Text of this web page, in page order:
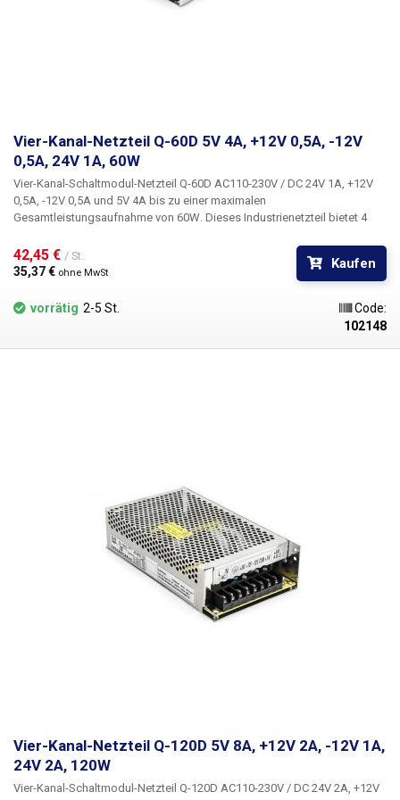
Vier-Kanal-Netzteil Q-60D 5V 4A, +12V 0,5A, -12V
0,5A, 24V 1A, 60W
Vier-Kanal-Schaltmodul-Netzteil Q-60D AC110-230V / DC 24V 1A, +12V
0,5A, -12V 0,5A und 5V 4A bis zu einer maximalen
Gesamtleistungsaufnahme von 60W . Dieses Industrienetzteil bietet 4
Stromaufnahme von 0,5A (12W) und einen negativen 12V-Zweig mit
einer maximalen Stromaufnahme von 0,5A für Schaltungen mit
Operationsverstärkern, sowie einen 5V-Zweig mit 4A und einen 24V-
Zweig mit 1A. Das Netzteil hat ein Metallgehäuse, verfügt über eine
Standard-Schraubklemmenleiste für den Anschluss der
gemeinsamen COM. Das Netzteil verfügt über einen Kurzschluss-,
- 5,7V und für den 24V-Zweig 23V - 29V. Diese
Industriestromversorgungen sind für den Einbau oder in
Verteilerschränken geeignet. Ideal für Anwendungen mit geringerem
Leistungsbedarf. Dank der 4 verschiedenen Stromversorgungszweige
kann ein Netzteil mehrere Geräte gleichzeitig versorgen oder Geräte
betreiben, die für ihren Betrieb mehrere Spannungspegel benötigen.
Achten Sie immer auf eine ausreichende Leistungsreserve (ca. 20%), das
Netzteil sollte nicht über längere Zeit an der Grenze seiner
42,45 € / St.
35,37 € ohne MwSt
Kaufen
vorrätig 2-5 St.
Code:
102148
Vier-Kanal-Netzteil Q-120D 5V 8A, +12V 2A, -12V 1A,
24V 2A, 120W
Vier-Kanal-Schaltmodul-Netzteil Q-120D AC110-230V / DC 24V 2A, +12V